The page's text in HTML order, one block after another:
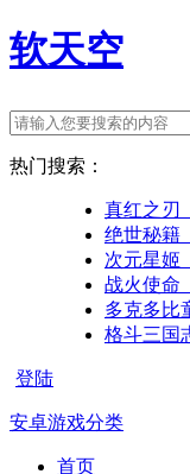
软天空
热门搜索：
真红之刃
绝世秘籍
次元星姬
战火使命
多克多比
格斗三国
登陆
安卓游戏分类
首页